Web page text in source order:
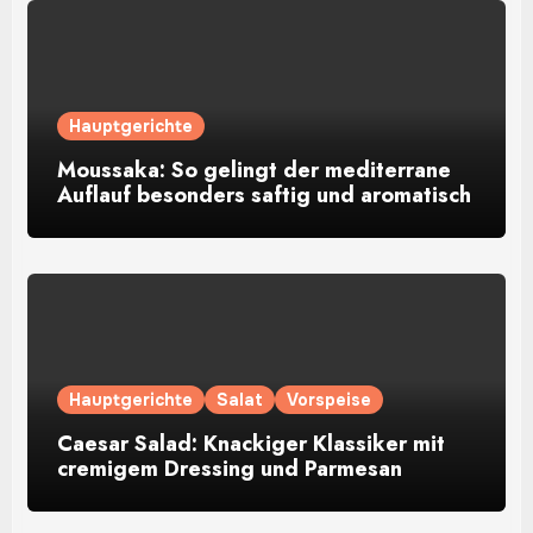
Hauptgerichte
Moussaka: So gelingt der mediterrane
Auflauf besonders saftig und aromatisch
Hauptgerichte Salat Vorspeise
Caesar Salad: Knackiger Klassiker mit
cremigem Dressing und Parmesan